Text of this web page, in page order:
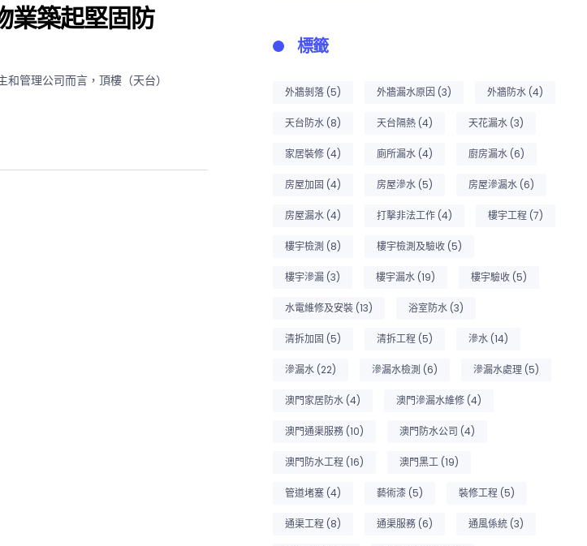
業築起堅固防
管理公司而言，頂樓（天台）
標籤
外牆剝落 (5) 外牆漏水原因 (3) 外牆防水 (4)
天台防水 (8) 天台隔熱 (4) 天花漏水 (3)
家居裝修 (4) 廁所漏水 (4) 廚房漏水 (6)
房屋加固 (4) 房屋滲水 (5) 房屋滲漏水 (6)
房屋漏水 (4) 打擊非法工作 (4) 樓宇工程 (7)
樓宇檢測 (8) 樓宇檢測及驗收 (5)
樓宇滲漏 (3) 樓宇漏水 (19) 樓宇驗收 (5)
水電維修及安裝 (13) 浴室防水 (3)
清拆加固 (5) 清拆工程 (5) 滲水 (14)
滲漏水 (22) 滲漏水檢測 (6) 滲漏水處理 (5)
澳門家居防水 (4) 澳門滲漏水維修 (4)
澳門通渠服務 (10) 澳門防水公司 (4)
澳門防水工程 (16) 澳門黑工 (19)
管道堵塞 (4) 藝術漆 (5) 裝修工程 (5)
通渠工程 (8) 通渠服務 (6) 通風係統 (3)